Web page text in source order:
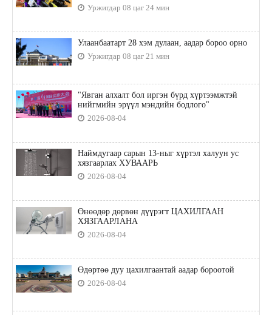
Уржигдар 08 цаг 24 мин
Улаанбаатарт 28 хэм дулаан, аадар бороо орно
Уржигдар 08 цаг 21 мин
"Явган алхалт бол иргэн бүрд хүртээмжтэй
нийгмийн эрүүл мэндийн бодлого"
2026-08-04
Наймдугаар сарын 13-ныг хүртэл халуун ус
хязгаарлах ХУВААРЬ
2026-08-04
Өнөөдөр дөрвөн дүүрэгт ЦАХИЛГААН
ХЯЗГААРЛАНА
2026-08-04
Өдөртөө дуу цахилгаантай аадар бороотой
2026-08-04